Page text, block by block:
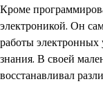
Кроме
электроникой. Он
работы электронных
знания. В своей
восстанавливал